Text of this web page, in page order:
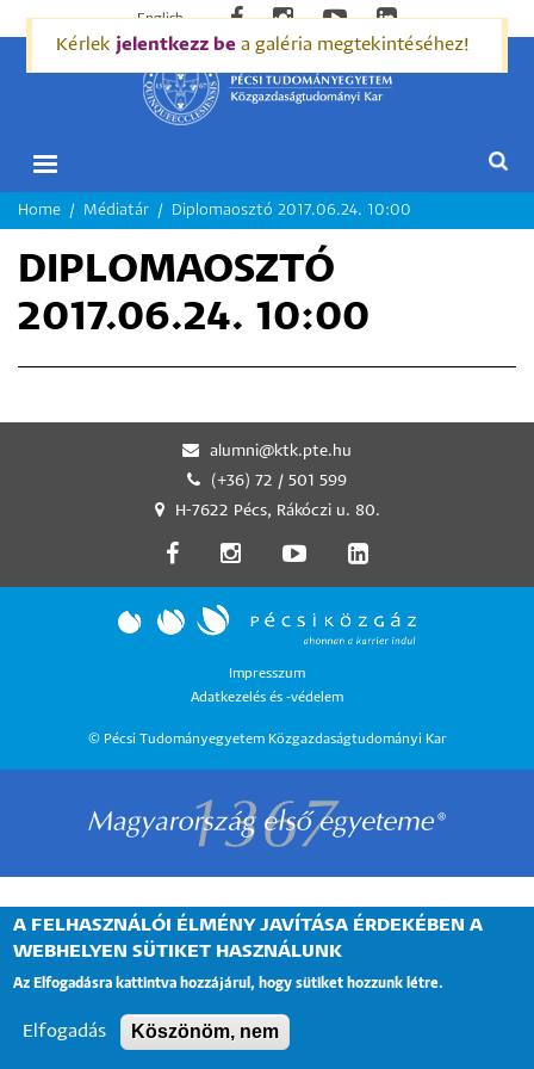
English
MORZSA
Home Médiatár Diplomaosztó 2017.06.24. 10:00
DIPLOMAOSZTÓ
2017.06.24. 10:00
Kérlek jelentkezz be a galéria megtekintéséhez!
alumni@ktk.pte.hu
(+36) 72 / 501 599
H-7622 Pécs, Rákóczi u. 80.
Impresszum
Adatkezelés és -védelem
© Pécsi Tudományegyetem Közgazdaságtudományi Kar
A FELHASZNÁLÓI ÉLMÉNY JAVÍTÁSA ÉRDEKÉBEN A
WEBHELYEN SÜTIKET HASZNÁLUNK
Az Elfogadásra kattintva hozzájárul, hogy sütiket hozzunk létre.
Elfogadás Köszönöm, nem